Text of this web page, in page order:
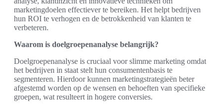
marketingdoelen effectiever te bereiken. Het helpt bedrijven
hun ROI te verhogen en de betrokkenheid van klanten te
verbeteren.
Waarom is doelgroepenanalyse belangrijk?
Doelgroepenanalyse is cruciaal voor slimme marketing omdat
het bedrijven in staat stelt hun consumentenbasis te
segmenteren. Hierdoor kunnen marketingstrategieën beter
afgestemd worden op de wensen en behoeften van specifieke
groepen, wat resulteert in hogere conversies.